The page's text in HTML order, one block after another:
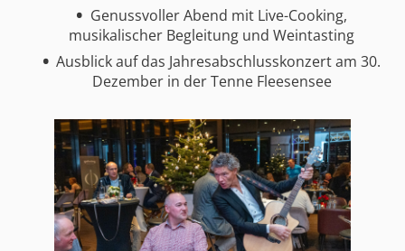
Genussvoller Abend mit Live-Cooking,
musikalischer Begleitung und Weintasting
Ausblick auf das Jahresabschlusskonzert am 30.
Dezember in der Tenne Fleesensee